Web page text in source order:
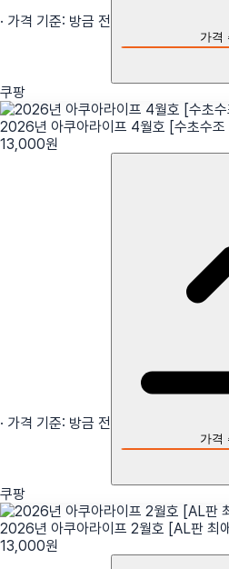
· 가격 기준: 방금 전
가격
쿠팡
2026년 아쿠아라이프 4월호 [수초수조
13,000원
· 가격 기준: 방금 전
가격
쿠팡
2026년 아쿠아라이프 2월호 [AL판 최
13,000원